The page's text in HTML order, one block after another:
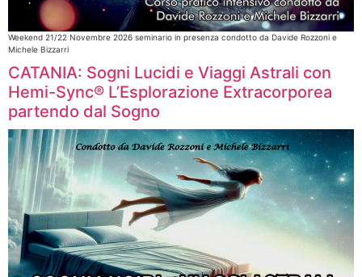
Weekend 21/22 Novembre 2026 seminario in presenza condotto da Davide Rozzoni e
Michele Bizzarri​
CATANIA: Sogni Lucidi e Viaggi Astrali con
Hemi-Sync® L’Esplorazione Extracorporea
partendo dal Sogno